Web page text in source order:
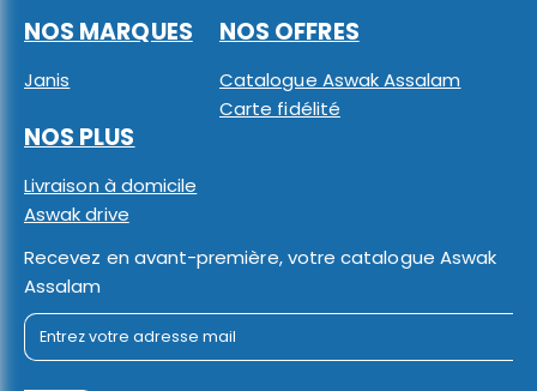
NOS MARQUES
Janis
NOS OFFRES
Catalogue Aswak Assalam
Carte fidélité
NOS PLUS
Livraison à domicile
Aswak drive
Recevez en avant-première, votre catalogue Aswak
Assalam